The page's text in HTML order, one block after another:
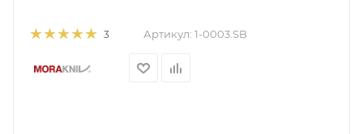
3 Артикул: 1-0003.SB